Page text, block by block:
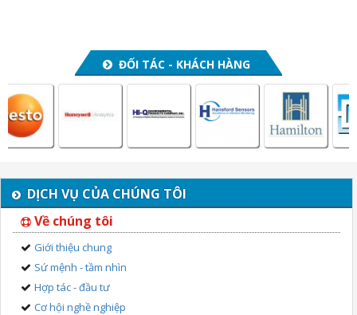
ĐỐI TÁC - KHÁCH HÀNG
DỊCH VỤ CỦA CHÚNG TÔI
Về chúng tôi
Giới thiệu chung
Sứ mệnh - tầm nhìn
Hợp tác - đầu tư
Cơ hội nghề nghiệp